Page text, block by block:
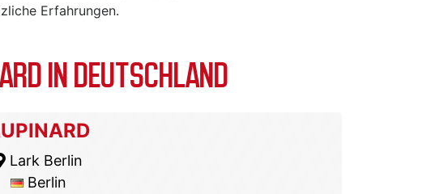
Erfahrungen.
IN DEUTSCHLAND
Lark Berlin
Berlin